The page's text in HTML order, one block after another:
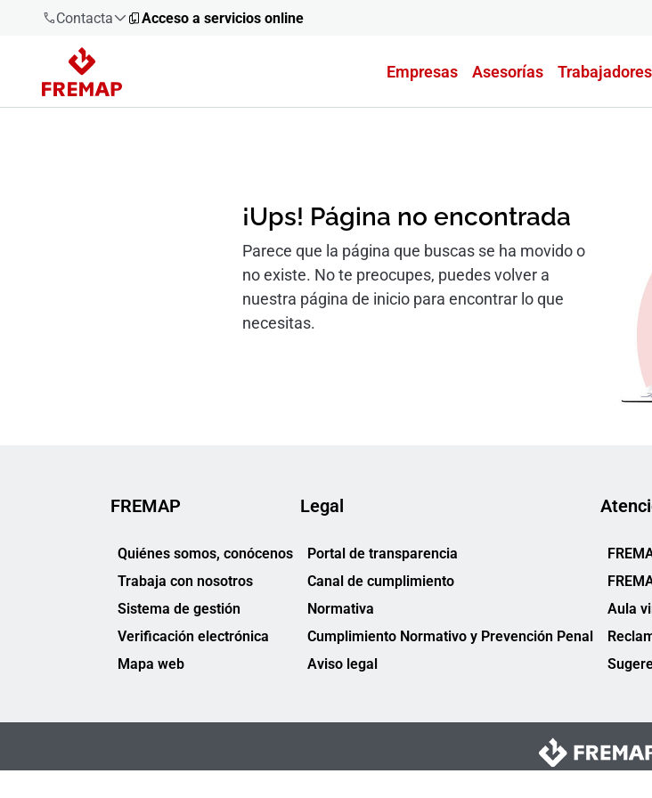
Contacta
900 61 00
61
Acceso a servicios online
Empresas Asesorías Trabajadores
¡Ups! Página no encontrada
Parece que la página que buscas se ha movido o
no existe. No te preocupes, puedes volver a
nuestra página de inicio para encontrar lo que
necesitas.
FREMAP
Quiénes somos, conócenos
Trabaja con nosotros
Sistema de gestión
Verificación electrónica
Mapa web
Legal
Portal de transparencia
Canal de cumplimiento
Normativa
Cumplimiento Normativo y Prevención Penal
Aviso legal
Aula